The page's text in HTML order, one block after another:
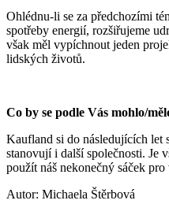
Ohlédnu-li se za předchozími
spotřeby energií, rozšiřujeme
však měl vypíchnout jeden
lidských životů.
Co by se podle Vás mohlo/
Kaufland si do následujících let
stanovují i další společnosti. Je
použít náš nekonečný sáček
Autor: Michaela Štěrbová